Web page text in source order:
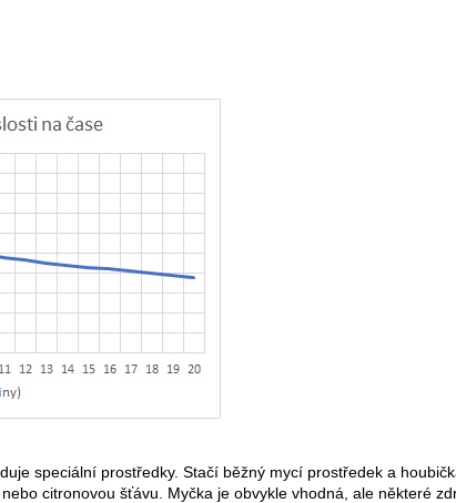
speciální prostředky. Stačí běžný mycí prostředek a
citronovou šťávu. Myčka je obvykle vhodná, ale některé